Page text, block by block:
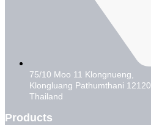
75/10 Moo 11 Klongnueng,
Klongluang Pathumthani 12120
Thailand
Products